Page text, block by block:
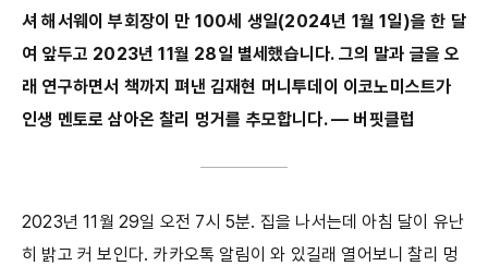
셔 해서웨이 부회장이 만 100세 생일(2024년 1월 1일)을 한 달
여 앞두고 2023년 11월 28일 별세했습니다. 그의 말과 글을 오
래 연구하면서 책까지 펴낸 김재현 머니투데이 이코노미스트가
인생 멘토로 삼아온 찰리 멍거를 추모합니다. ― 버핏클럽
2023년 11월 29일 오전 7시 5분. 집을 나서는데 아침 달이 유난
히 밝고 커 보인다. 카카오톡 알림이 와 있길래 열어보니 찰리 멍